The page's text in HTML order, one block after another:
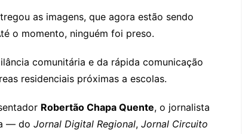
as imagens, que agora estão sendo
o momento, ninguém foi preso.
comunitária e da rápida comunicação
residenciais próximas a escolas.
Robertão Chapa Quente, o jornalista
— do Jornal Digital Regional, Jornal Circuito